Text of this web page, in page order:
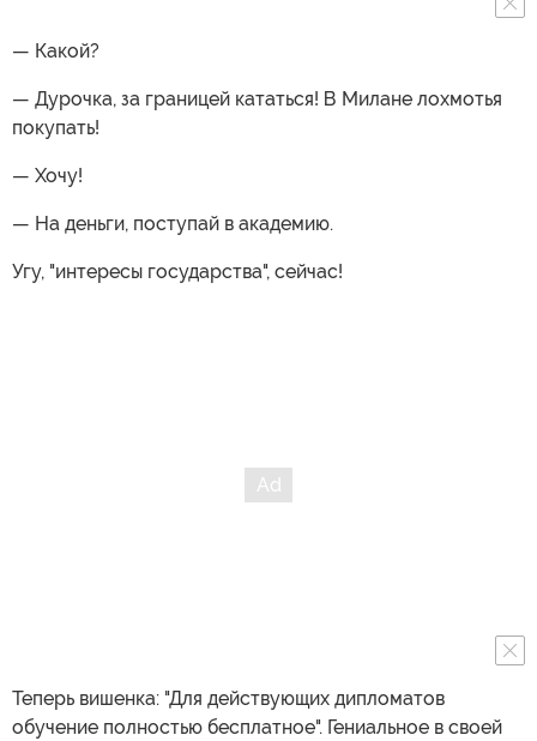
— Какой?
— Дурочка, за границей кататься! В Милане лохмотья
покупать!
— Хочу!
— На деньги, поступай в академию.
Угу, "интересы государства", сейчас!
Теперь вишенка: "Для действующих дипломатов
обучение полностью бесплатное". Гениальное в своей